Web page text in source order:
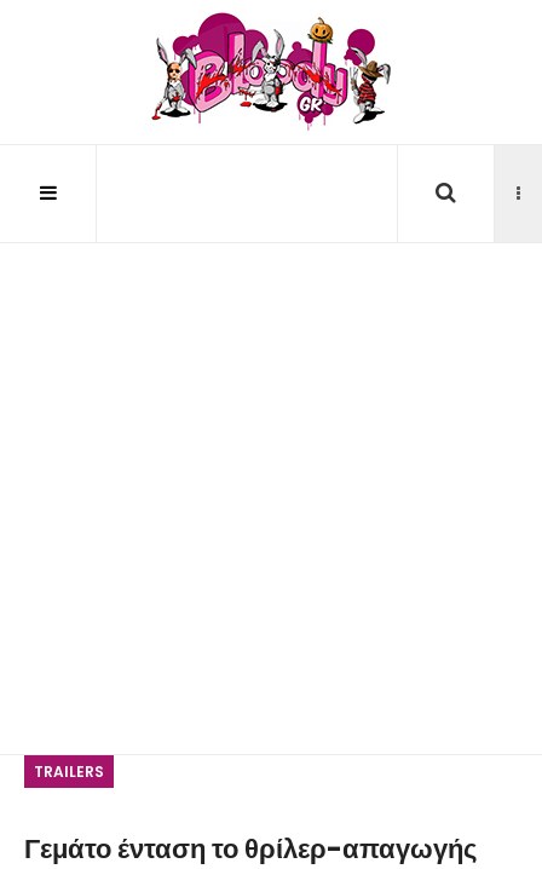
TRAILERS
Γεμάτο ένταση το θρίλερ-απαγωγής